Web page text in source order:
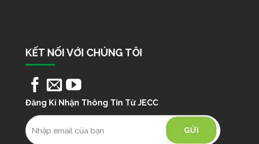
KẾT NỐI VỚI CHÚNG TÔI
Đăng Kí Nhận Thông Tin Từ JECC